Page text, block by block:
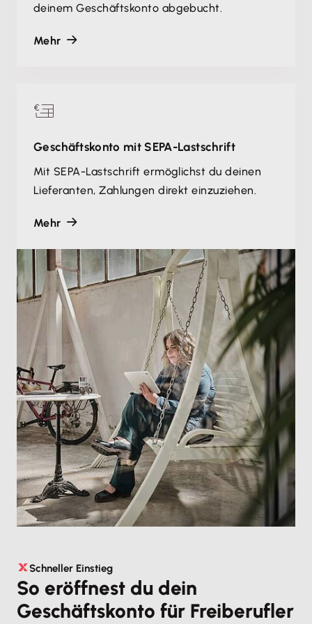
deinem Geschäftskonto abgebucht.
Mehr
Geschäftskonto mit SEPA-Lastschrift
Mit SEPA-Lastschrift ermöglichst du deinen
Lieferanten, Zahlungen direkt einzuziehen.
Mehr
Schneller Einstieg
So eröffnest du dein
Geschäftskonto für Freiberufler